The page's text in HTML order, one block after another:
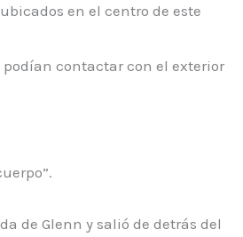
en el centro de este
contactar con el exterior
de Glenn y salió de detrás del